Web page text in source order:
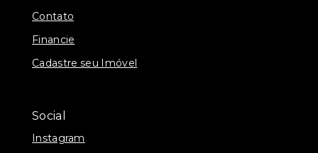
Contato
Financie
Cadastre seu Imóvel
Social
Instagram